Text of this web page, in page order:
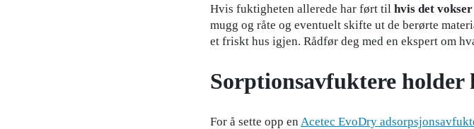
Hvis fuktigheten allerede har ført til hvis det
mugg og råte og eventuelt skifte ut de berørte
et friskt hus igjen. Rådfør deg med en ekspert om
Sorptionsavfuktere
For å sette opp en Acetec EvoDry